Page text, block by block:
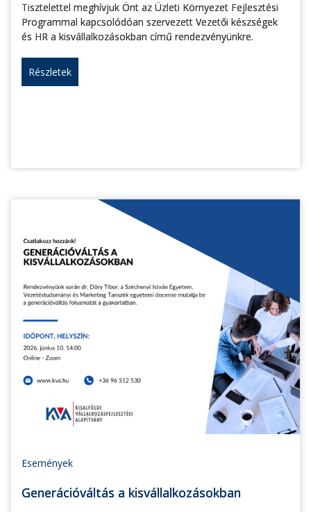
Tisztelettel meghívjuk Önt az Üzleti Környezet Fejlesztési
Programmal kapcsolódóan szervezett Vezetői készségek
és HR a kisvállalkozásokban című rendezvényünkre.
Részletek
Események
Generációváltás a kisvállalkozásokban